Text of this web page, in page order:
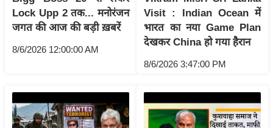
म
ई
पे
मि
सा
Lock Upp 2 तक... मनोरंजन
जगत की आज की बड़ी ख़बरें
8/6/2026 12:00:00 AM
Visit : Indian Ocean में
भारत का नया Game Plan
देखकर China हो गया हैरान
8/6/2026 3:47:00 PM